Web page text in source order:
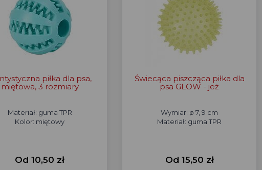
piłka dla psa,
miętowa, 3 rozmiary
Materiał: guma TPR
Kolor: miętowy
Od 10,50 zł
Świecąca piszcząca piłka dla
psa GLOW - jeż
Wymiar: ø 7, 9 cm
Materiał: guma TPR
Od 15,50 zł